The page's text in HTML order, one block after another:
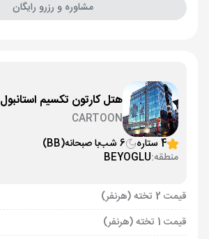
مشاوره و رزرو رایگان
هتل کارتون تکسیم استانبول
CARTOON
4 ستاره
6 شب با صبحانه(BB)
منطقه:BEYOGLU
قیمت 2 تخته (هرنفر)
قیمت 1 تخته (هرنفر)